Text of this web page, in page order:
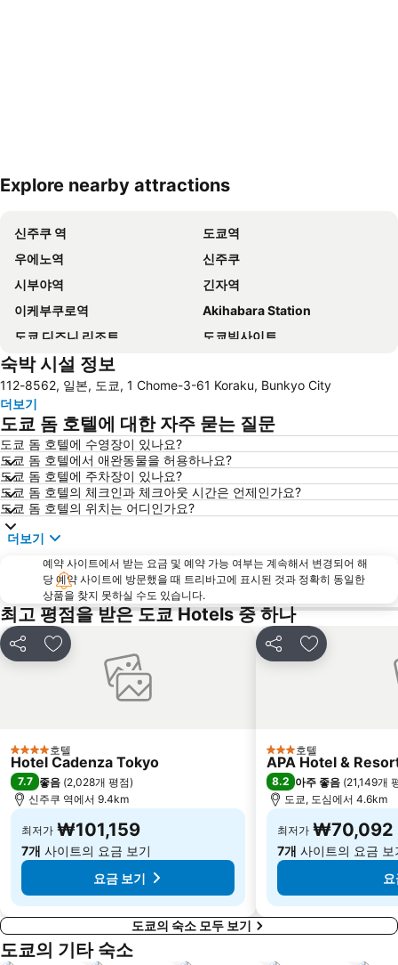
Explore nearby attractions
신주쿠 역
도쿄역
우에노역
신주쿠
시부야역
긴자역
이케부쿠로역
Akihabara Station
도쿄 디즈니 리조트
도쿄빅사이트
신바시역
Makuhari Messe
Shibuya
Tokyo Disneyland
도쿄 국제공항
시나가와역
록본기역
아카사카역
Chiba Station
가와사키 스테이션 인
하라주쿠역
Nippori Station
도쿄 스카이트리
Nihonbashi Station-Tokyo
센소지
Shinyokohama Station
Hatchōbori Metro Station
Kinshicho Station
Odaiba
Kanda Station
Akasaka Mitsuke Station
Shiodome Station
Nakameguro Station
Yokohama Station
도쿄 국제 포럼
Higashi ginza Station
Minato
Pacifico Yokohama
Sanrio Puroland
Machida Station
Tokyo Dome City
Akihabara Metro Station
Yurakucho Station
숙박 시설 정보
112-8562, 일본, 도쿄, 1 Chome-3-61 Koraku, Bunkyo City
더보기
도쿄 돔 호텔에 대한 자주 묻는 질문
도쿄 돔 호텔에 수영장이 있나요?
도쿄 돔 호텔에서 애완동물을 허용하나요?
도쿄 돔 호텔에 주차장이 있나요?
도쿄 돔 호텔의 체크인과 체크아웃 시간은 언제인가요?
도쿄 돔 호텔의 위치는 어디인가요?
더보기
예약 사이트에서 받는 요금 및 예약 가능 여부는 계속해서 변경되어 해
당 예약 사이트에 방문했을 때 트리바고에 표시된 것과 정확히 동일한
상품을 찾지 못하실 수도 있습니다.
최고 평점을 받은 도쿄 Hotels 중 하나
공유 즐겨찾기에 추가
4 성급 호텔
Hotel Cadenza Tokyo
7.7 좋음 (2,028개 평점)
신주쿠 역에서 9.4km
최저가 ₩101,159
7개 사이트의 요금 보기
요금 보기
공유 즐겨찾기에
3 성급호텔
APA Hotel &
8.2 아주 좋음 (21,149개
도쿄, 도심에서 4.6km
최저가 ₩70,092
7개 사이트의 요금 보
도쿄의 숙소 모두 보기
도쿄의 기타 숙소